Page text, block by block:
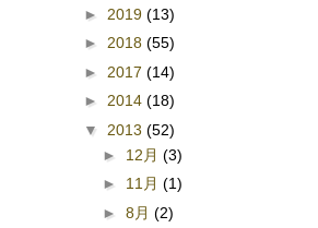
► 2019 (13)
► 2018 (55)
► 2017 (14)
► 2014 (18)
▼ 2013 (52)
► 12月 (3)
► 11月 (1)
► 8月 (2)